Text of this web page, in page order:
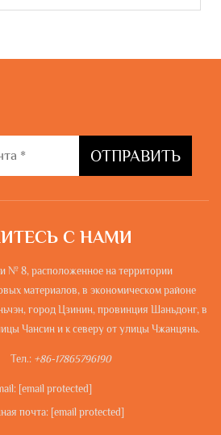
ОТПРАВИТЬ
С НАМИ
№ 8, расположенное на территории
материалов, в экономическом районе
город Цзинин, провинция Шаньдонг, в
Чансин и к северу от улицы Чжанцянь.
Тел.: +86-17865796190
[email protected]
почта: [email protected]